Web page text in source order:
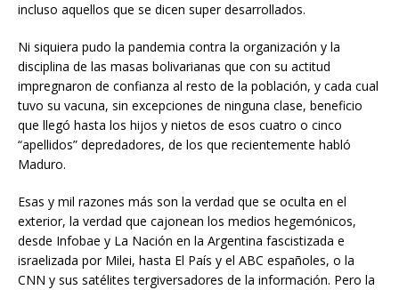
incluso aquellos que se dicen super desarrollados.
Ni siquiera pudo la pandemia contra la organización y la
disciplina de las masas bolivarianas que con su actitud
impregnaron de confianza al resto de la población, y cada cual
tuvo su vacuna, sin excepciones de ninguna clase, beneficio
que llegó hasta los hijos y nietos de esos cuatro o cinco
“apellidos” depredadores, de los que recientemente habló
Maduro.
Esas y mil razones más son la verdad que se oculta en el
exterior, la verdad que cajonean los medios hegemónicos,
desde Infobae y La Nación en la Argentina fascistizada e
israelizada por Milei, hasta El País y el ABC españoles, o la
CNN y sus satélites tergiversadores de la información. Pero la